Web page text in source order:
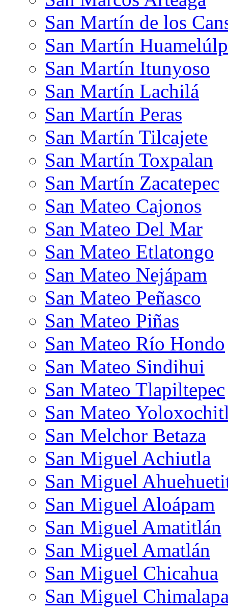
San Martín de los
San Martín
San Martín Itunyoso
San Martín Lachilá
San Martín Peras
San Martín Tilcajete
San Martín Toxpalan
San Martín Zacatepec
San Mateo Cajonos
San Mateo Del Mar
San Mateo Etlatongo
San Mateo Nejápam
San Mateo Peñasco
San Mateo Piñas
San Mateo Río Hondo
San Mateo Sindihui
San Mateo Tlapiltepec
San Mateo
San Melchor Betaza
San Miguel Achiutla
San Miguel
San Miguel Aloápam
San Miguel Amatitlán
San Miguel Amatlán
San Miguel Chicahua
San Miguel